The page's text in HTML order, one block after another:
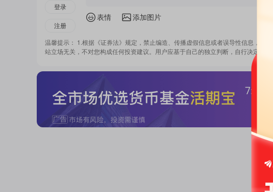
登录
注册
表情 添加图片
温馨提示： 1.根据《证券法》规定，禁止编造、传播虚假信息或者误导性信息，扰
站立场无关，不对您构成任何投资建议。用户应基于自己的独立判断，自行决定证券